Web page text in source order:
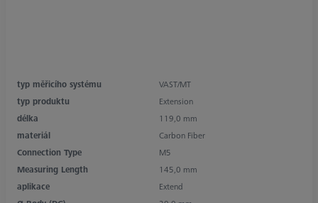
typ měřicího systému
VAST/MT
typ produktu
Extension
délka
119,0 mm
materiál
Carbon Fiber
Connection Type
M5
Measuring Length
145,0 mm
aplikace
Extend